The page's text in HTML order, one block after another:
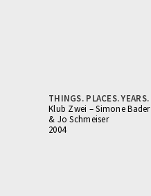
THINGS. PLACES. YEARS.
Klub Zwei – Simone Bader
& Jo Schmeiser
2004